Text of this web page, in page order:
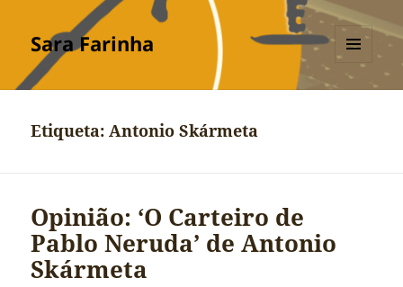
Sara Farinha
MENU
Etiqueta:Antonio Skármeta
Opinião: ‘O Carteiro de
Pablo Neruda’ de Antonio
Skármeta